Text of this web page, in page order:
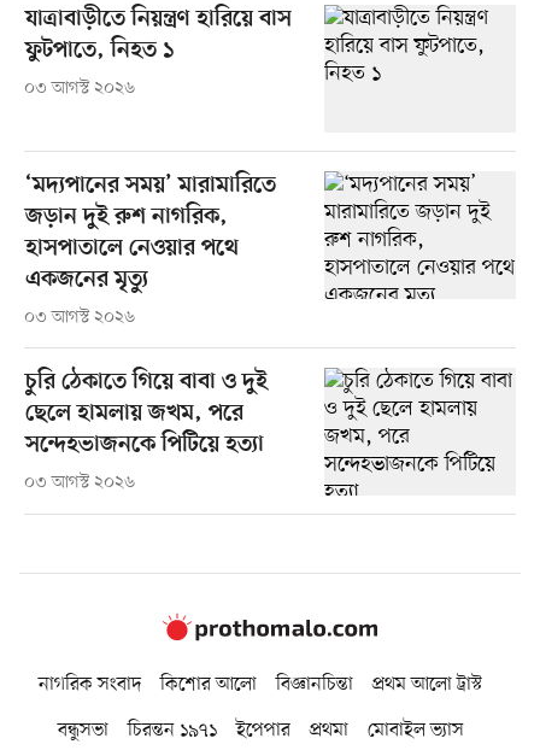
যাত্রাবাড়ীতে নিয়ন্ত্রণ হারিয়ে বাস
ফুটপাতে, নিহত ১
০৩ আগস্ট ২০২৬
‘মদ্যপানের সময়’ মারামারিতে
জড়ান দুই রুশ নাগরিক,
হাসপাতালে নেওয়ার পথে
একজনের মৃত্যু
০৩ আগস্ট ২০২৬
চুরি ঠেকাতে গিয়ে বাবা ও দুই
ছেলে হামলায় জখম, পরে
সন্দেহভাজনকে পিটিয়ে হত্যা
০৩ আগস্ট ২০২৬
নাগরিক সংবাদ কিশোর আলো বিজ্ঞানচিন্তা
প্রথম আলো ট্রাস্ট
বন্ধুসভা
চিরন্তন ১৯৭১ ইপেপার প্রথমা মোবাইল ভ্যাস